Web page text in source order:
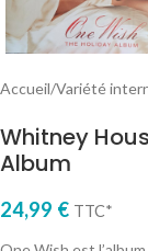
Accueil/Variété
Whitney
Album
24,99 € TTC*